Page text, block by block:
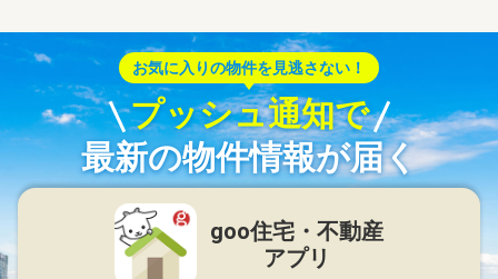
お気に入りの物件を見逃さない！
プッシュ通知で
最新の物件情報が届く
goo住宅・不動産
アプリ